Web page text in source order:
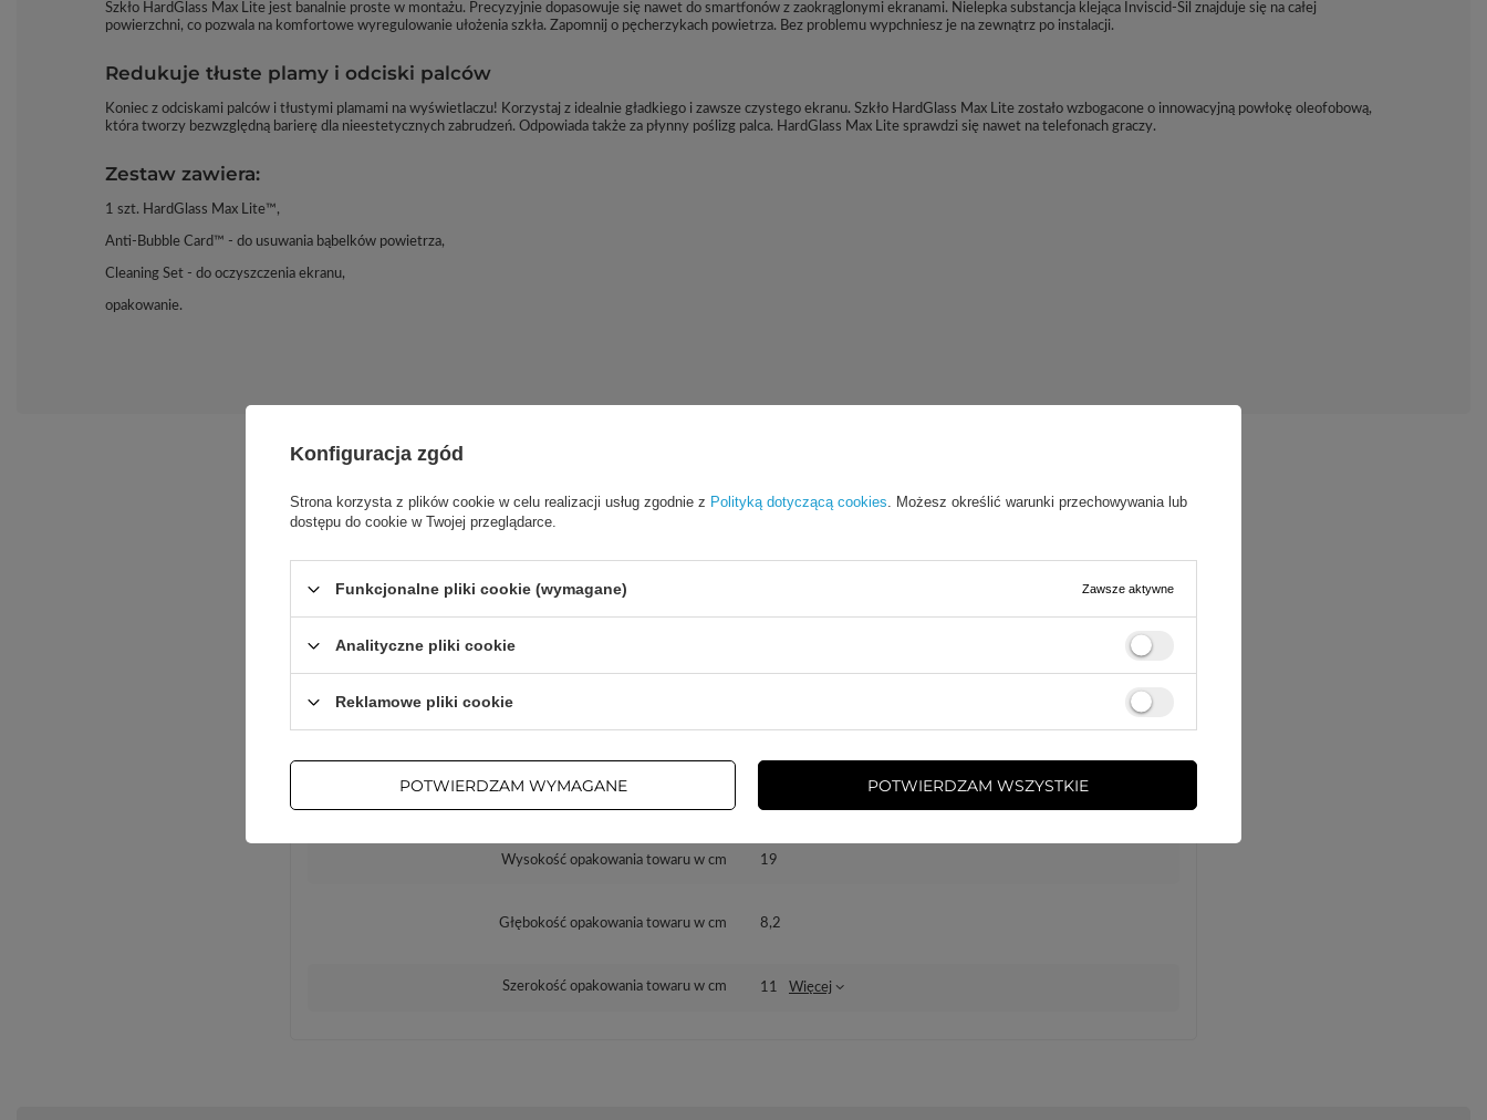
Szkło HardGlass Max Lite jest banalnie proste w montażu. Precyzyjnie dopasowuje się nawet do smartfonów z zaokrąglonymi ekranami. Nielepka substancja klejąca Inviscid-Sil znajduje się na całej
powierzchni, co pozwala na komfortowe wyregulowanie ułożenia szkła. Zapomnij o pęcherzykach powietrza. Bez problemu wypchniesz je na zewnątrz po instalacji.
Redukuje tłuste plamy i odciski palców
Koniec z odciskami palców i tłustymi plamami na wyświetlaczu! Korzystaj z idealnie gładkiego i zawsze czystego ekranu. Szkło HardGlass Max Lite zostało wzbogacone o innowacyjną powłokę oleofobową,
która tworzy bezwzględną barierę dla nieestetycznych zabrudzeń. Odpowiada także za płynny poślizg palca. HardGlass Max Lite sprawdzi się nawet na telefonach graczy.
Zestaw zawiera:
1 szt. HardGlass Max Lite™,
Anti-Bubble Card™ - do usuwania bąbelków powietrza,
Cleaning Set - do oczyszczenia ekranu,
opakowanie.
Podmiot odpowiedzialny za ten produkt na terenie UE 3mk Protection sp. z o.o. Więcej
Seria 3mk HardGlass Max Lite
Wysokość opakowania towaru w cm 19
Głębokość opakowania towaru w cm 8,2
Szerokość opakowania towaru w cm 11 Więcej
Konfiguracja zgód
Strona korzysta z plików cookie w celu realizacji usług zgodnie z Polityką dotyczącą cookies. Możesz określić warunki przechowywania lub
dostępu do cookie w Twojej przeglądarce.
Funkcjonalne pliki cookie (wymagane) Zawsze aktywne
Analityczne pliki cookie
Reklamowe pliki cookie
POTWIERDZAM WYMAGANE POTWIERDZAM WSZYSTKIE